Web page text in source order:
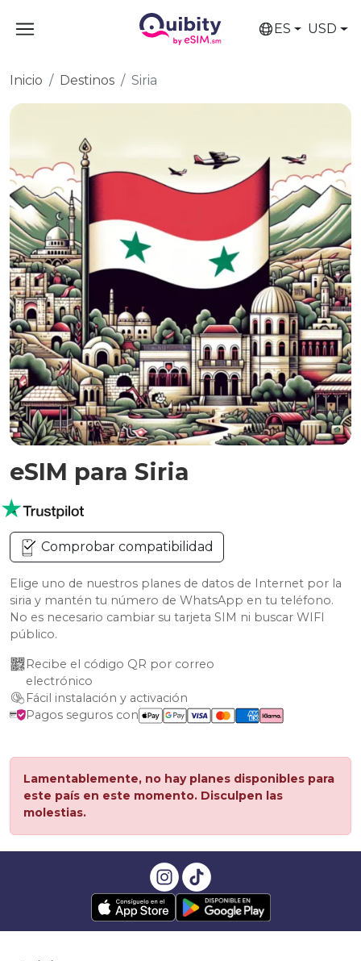
ES USD
Inicio Destinos Siria
eSIM para Siria
Comprobar compatibilidad
Elige uno de nuestros planes de datos de Internet por la
siria y mantén tu número de WhatsApp en tu teléfono.
No es necesario cambiar su tarjeta SIM ni buscar WIFI
público.
Recibe el código QR por correo
electrónico
Fácil instalación y activación
Pagos seguros con
Lamentablemente, no hay planes disponibles para
este país en este momento. Disculpen las
molestias.